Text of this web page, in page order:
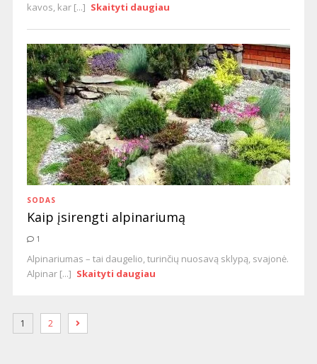
kavos, kar [...] Skaityti daugiau
SODAS
Kaip įsirengti alpinariumą
1
Alpinariumas – tai daugelio, turinčių nuosavą sklypą, svajonė.
Alpinar [...] Skaityti daugiau
1 2